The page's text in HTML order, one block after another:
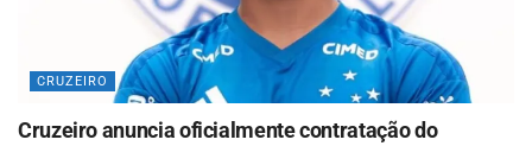
CRUZEIRO
Cruzeiro anuncia oficialmente contratação do